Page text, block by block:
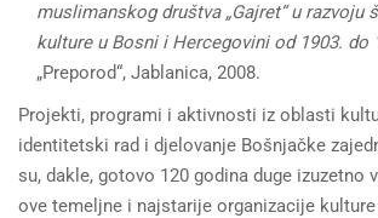
muslimanskog društva „Gajret“ u razvoju
kulture u Bosni i Hercegovini od 1903. do
„Preporod“, Jablanica, 2008.
Projekti, programi i aktivnosti iz oblasti
identitetski rad i djelovanje Bošnjačke
su, dakle, gotovo 120 godina duge izuzetno
ove temeljne i najstarije organizacije